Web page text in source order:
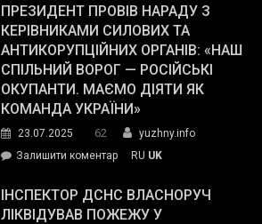
Street
Journal.
Південному
працівникам
ОПЗ
з
матеріального
резерву
гуманітарну
допомогу
ПРЕЗИДЕНТ ПРОВІВ НАРАДУ З
КЕРІВНИКАМИ СИЛОВИХ ТА
АНТИКОРУПЦІЙНИХ ОРГАНІВ: «НАШ
СПІЛЬНИЙ ВОРОГ — РОСІЙСЬКІ
ОКУПАНТИ. МАЄМО ДІЯТИ ЯК
КОМАНДА УКРАЇНИ»
23.07.2025 62
yuzhny.info
Залишити коментарon
провів
нараду
RU UK
ІНСПЕКТОР ДСНС ВЛАСНОРУЧ
ЛІКВІДУВАВ ПОЖЕЖУ У